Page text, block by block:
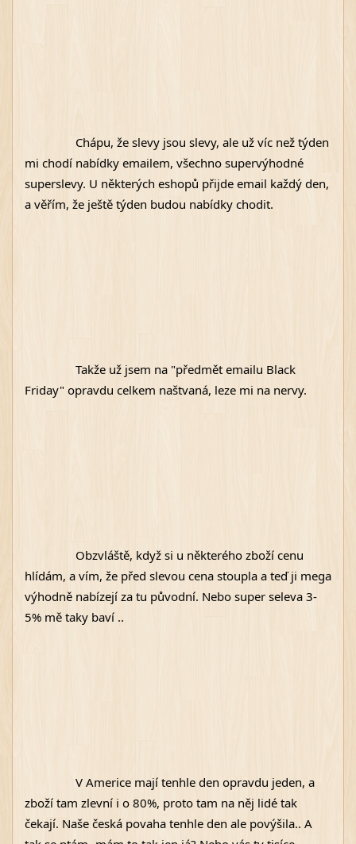
Chápu, že slevy jsou slevy, ale už víc než týden
mi chodí nabídky emailem, všechno supervýhodné
superslevy. U některých eshopů přijde email každý den,
a věřím, že ještě týden budou nabídky chodit.
Takže už jsem na "předmět emailu Black
Friday" opravdu celkem naštvaná, leze mi na nervy.
Obzvláště, když si u některého zboží cenu
hlídám, a vím, že před slevou cena stoupla a teď ji mega
výhodně nabízejí za tu původní. Nebo super seleva 3-
5% mě taky baví ..
V Americe mají tenhle den opravdu jeden, a
zboží tam zlevní i o 80%, proto tam na něj lidé tak
čekají. Naše česká povaha tenhle den ale povýšila.. A